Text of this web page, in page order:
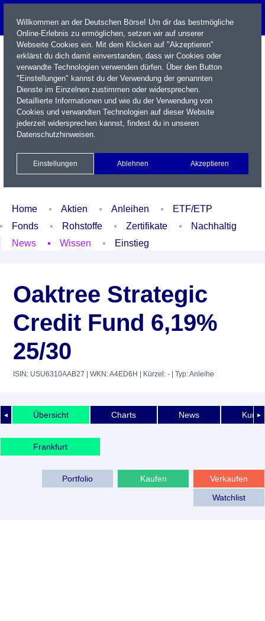
Name / WKN / ISIN / Kürzel
Xetra Realtime
Watchlist Portfolio Login
Home Aktien Anleihen
ETF/ETP
Fonds
Rohstoffe Zertifikate
Nachhaltig
News
Wissen Einstieg
Oaktree Strategic
Credit Fund 6,19%
25/30
ISIN: USU6310AAB27 | WKN: A4ED6H | Kürzel: - | Typ: Anleihe
◄ ►
Übersicht Charts News
Frankfurt
Verkaufen
Kaufen
Portfolio
Watchlist
Willkommen an der Deutschen Börse! Um dir das bestmögliche
Online-Erlebnis zu ermöglichen, setzen wir auf unserer
Webseite Cookies ein. Mit dem Klicken auf "Akzeptieren"
erklärst du dich damit einverstanden, dass wir Cookies oder
verwandte Technologien verwenden dürfen. Über den Button
"Einstellungen" kannst du der Verwendung der genannten
Dienste im Einzelnen zustimmen oder widersprechen.
Detaillierte Informationen und wie du der Verwendung von
Cookies und verwandten Technologien auf dieser Website
jederzeit widersprechen kannst, findest du in unseren
Datenschutzhinweisen.
Einstellungen Ablehnen Akzeptieren